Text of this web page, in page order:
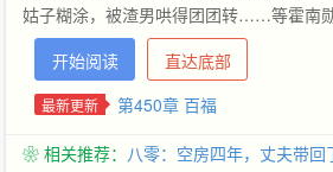
姑子糊涂，被渣男哄得团团转……等霍南
妇，退役回来，她对他的那点好感，已经
人问霍南勋：媒人介绍的婚姻，是不是没
目惊心。 夏红缨果断决定离婚！不曾想，
种兵，铁腕之下，所有伤害过她的人，都
开始阅读 直达底部
最新更新 第450章 百福
❀ 相关推荐： 八零：空房四年，丈夫带